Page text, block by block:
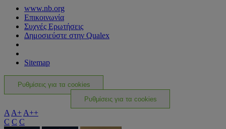
www.nb.org
Επικοινωνία
Συχνές Ερωτήσεις
Δημοσιεύστε στην Qualex
Sitemap
Ρυθμίσεις για τα cookies
Ρυθμίσεις για τα cookies
A A+ A++
C C C